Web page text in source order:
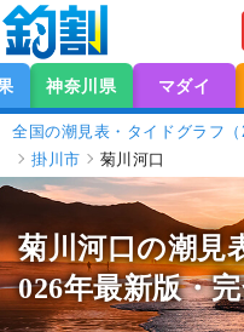
神奈川県 マダイ
全国の潮見表・タイドグラフ（
掛川市
菊川河口
菊川河口の潮見
026年最新版・